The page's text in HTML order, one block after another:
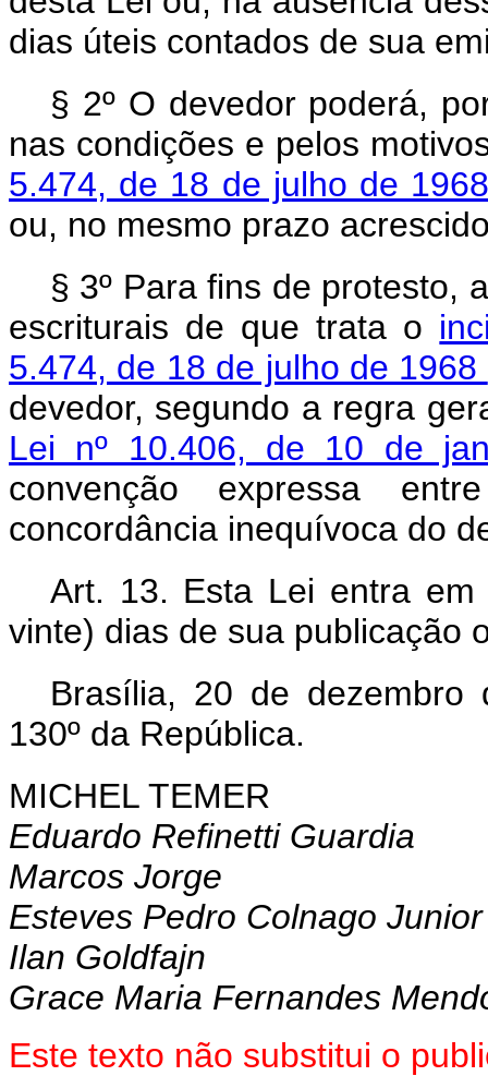
dias úteis contados de sua
§ 2º O devedor poderá,
nas condições e pelos
5.474, de 18 de julho de
ou, no mesmo prazo
§ 3º Para fins de protesto,
escriturais de que trata o
5.474, de 18 de julho de 1968
devedor, segundo a regra
Lei nº 10.406, de 10 de
convenção expressa
concordância inequívoca do
Art. 13. Esta Lei entra
vinte) dias de sua publicação
Brasília, 20 de dezembro
130º da República.
MICHEL TEMER
Eduardo Refinetti Guardia
Marcos Jorge
Esteves Pedro Colnago Junior
Ilan Goldfajn
Grace Maria Fernandes
Este texto não substitui o